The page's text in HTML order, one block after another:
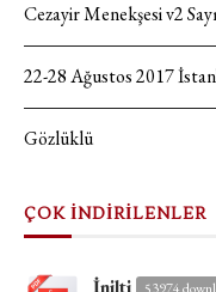
Cezayir Menekşesi v2
22-28 Ağustos 2017
Gözlüklü
ÇOK İNDİRİLENLER
İnilti